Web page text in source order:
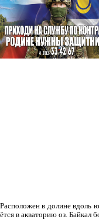
Рас­положен в долине вдоль
ётся в акваторию оз. Байкал